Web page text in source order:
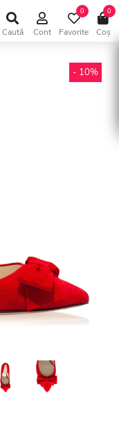
Caută Cont Favorite
0
Coș
0
- 10%